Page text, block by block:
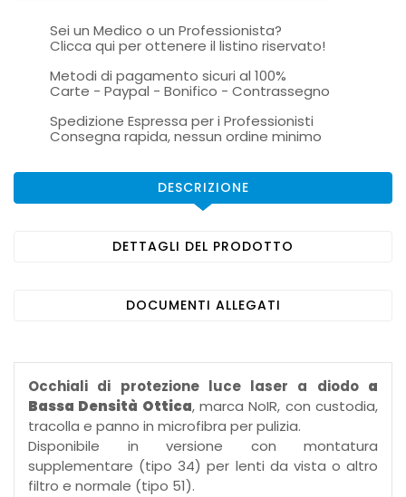
Sei un Medico o un Professionista?
Clicca qui per ottenere il listino riservato!
Metodi di pagamento sicuri al 100%
Carte - Paypal - Bonifico - Contrassegno
Spedizione Espressa per i Professionisti
Consegna rapida, nessun ordine minimo
DESCRIZIONE
DETTAGLI DEL PRODOTTO
DOCUMENTI ALLEGATI
Occhiali di protezione luce laser a diodo a
Bassa Densità Ottica, marca NoIR, con custodia,
tracolla e panno in microfibra per pulizia.
Disponibile in versione con montatura
supplementare (tipo 34) per lenti da vista o altro
filtro e normale (tipo 51).